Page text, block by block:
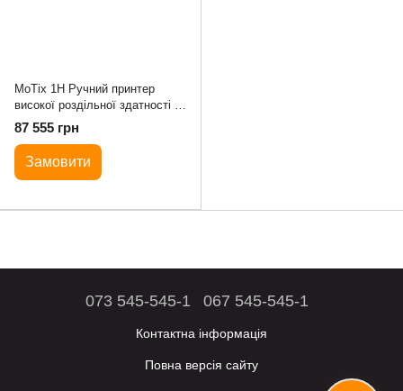
MoTix 1H Ручний принтер
високої роздільної здатності (зі
сканером штрих-кодів)
87 555 грн
Замовити
073 545-545-1 067 545-545-1
Контактна інформація
Повна версія сайту